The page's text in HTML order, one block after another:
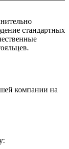
стандартных
компании на